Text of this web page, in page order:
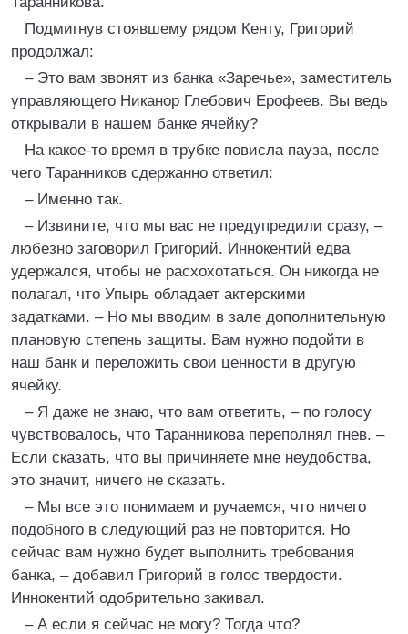
Подмигнув стоявшему рядом Кенту, Григорий
продолжал:
– Это вам звонят из банка «Заречье», заместитель
управляющего Никанор Глебович Ерофеев. Вы ведь
открывали в нашем банке ячейку?
На какое-то время в трубке повисла пауза, после
чего Таранников сдержанно ответил:
– Именно так.
– Извините, что мы вас не предупредили сразу, –
любезно заговорил Григорий. Иннокентий едва
удержался, чтобы не расхохотаться. Он никогда не
полагал, что Упырь обладает актерскими
задатками. – Но мы вводим в зале дополнительную
плановую степень защиты. Вам нужно подойти в
наш банк и переложить свои ценности в другую
ячейку.
– Я даже не знаю, что вам ответить, – по голосу
чувствовалось, что Таранникова переполнял гнев. –
Если сказать, что вы причиняете мне неудобства,
это значит, ничего не сказать.
– Мы все это понимаем и ручаемся, что ничего
подобного в следующий раз не повторится. Но
сейчас вам нужно будет выполнить требования
банка, – добавил Григорий в голос твердости.
Иннокентий одобрительно закивал.
– А если я сейчас не могу? Тогда что?